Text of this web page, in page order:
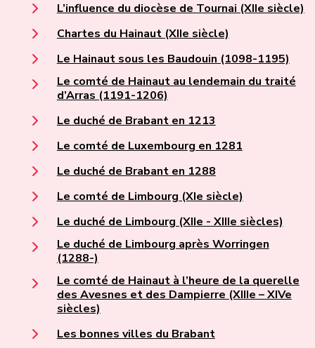
L’influence du diocèse de Tournai (XIIe siècle)
Chartes du Hainaut (XIIe siècle)
Le Hainaut sous les Baudouin (1098-1195)
Le comté de Hainaut au lendemain du traité
d’Arras (1191-1206)
Le duché de Brabant en 1213
Le comté de Luxembourg en 1281
Le duché de Brabant en 1288
Le comté de Limbourg (XIe siècle)
Le duché de Limbourg (XIIe - XIIIe siècles)
Le duché de Limbourg après Worringen
(1288-)
Le comté de Hainaut à l’heure de la querelle
des Avesnes et des Dampierre (XIIIe – XIVe
siècles)
Les bonnes villes du Brabant